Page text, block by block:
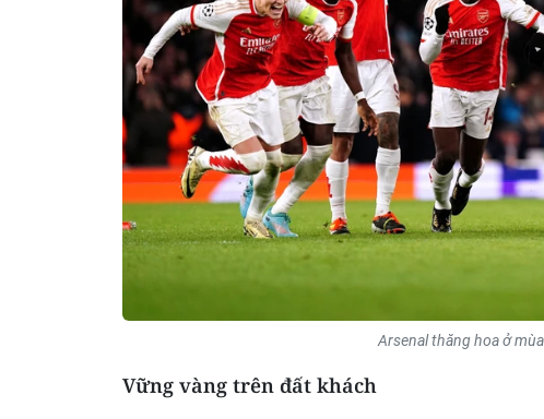
Arsenal thăng hoa ở
Vững vàng trên đất khách